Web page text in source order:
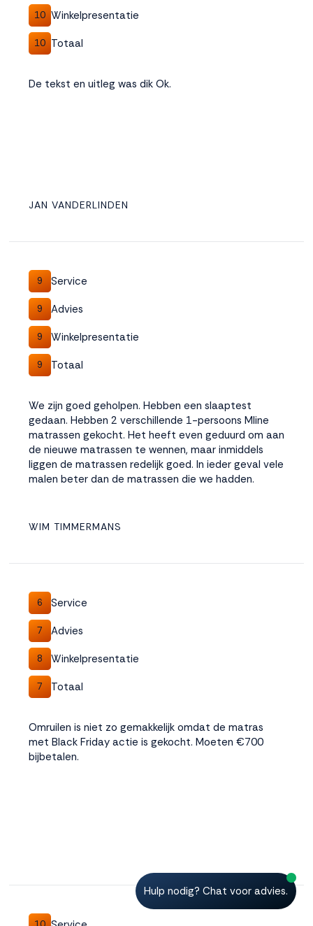
10 Winkelpresentatie
10 Totaal
De tekst en uitleg was dik Ok.
JAN VANDERLINDEN
9 Service
9 Advies
9 Winkelpresentatie
9 Totaal
We zijn goed geholpen. Hebben een slaaptest
gedaan. Hebben 2 verschillende 1-persoons Mline
matrassen gekocht. Het heeft even geduurd om aan
de nieuwe matrassen te wennen, maar inmiddels
liggen de matrassen redelijk goed. In ieder geval vele
malen beter dan de matrassen die we hadden.
WIM TIMMERMANS
6 Service
7 Advies
8 Winkelpresentatie
7 Totaal
Omruilen is niet zo gemakkelijk omdat de matras
met Black Friday actie is gekocht. Moeten €700
bijbetalen.
Hulp nodig? Chat voor advies.